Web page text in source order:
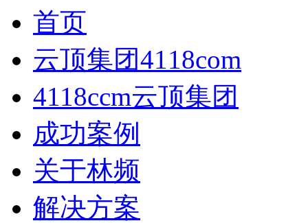
首页
云顶集团4118com
4118ccm云顶集团
成功案例
关于林频
解决方案